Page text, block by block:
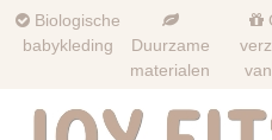
Biologische
babykleding
Duurzame
materialen